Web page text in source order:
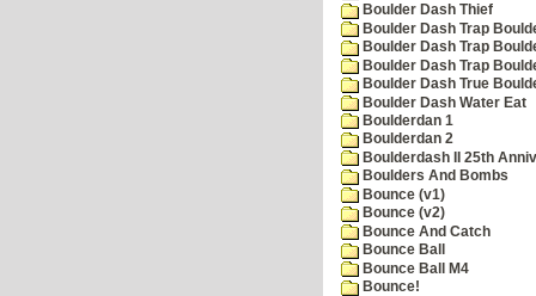
Boulder Dash Thief
Boulder Dash Trap
Boulder Dash Trap
Boulder Dash Trap
Boulder Dash True
Boulder Dash Water Eat
Boulderdan 1
Boulderdan 2
Boulderdash II 25th
Boulders And Bombs
Bounce (v1)
Bounce (v2)
Bounce And Catch
Bounce Ball
Bounce Ball M4
Bounce!